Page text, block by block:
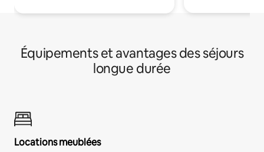
Équipements et avantages des séjours
longue durée
Locations meublées